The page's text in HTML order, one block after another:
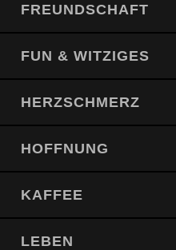
FREUNDSCHAFT
FUN & WITZIGES
HERZSCHMERZ
HOFFNUNG
KAFFEE
LEBEN